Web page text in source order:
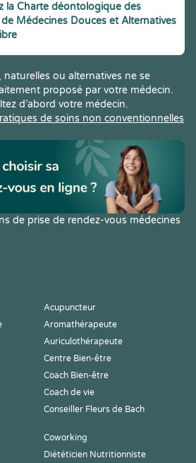
la Charte déontologique des
de Médecines Douces et Alternatives
naturelles ou alternatives ne se
proposé par votre médecin.
d’abord votre médecin.
de soins non conventionnelles
de prise de rendez-vous médecines
Acupuncteur
Aromathérapeute
Auriculothérapeute
Centre Bien-être
Coach Bien-être
Coach de vie
Conseiller Fleurs de Bach
Coworking
Diététicien Nutritionniste